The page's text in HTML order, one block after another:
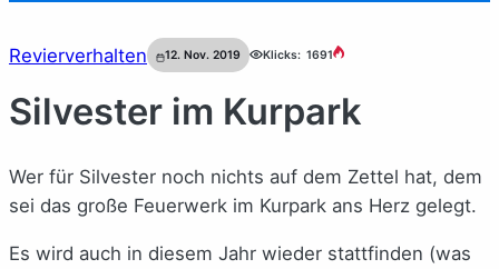
Revierverhalten 12. Nov. 2019 Klicks: 1691
Silvester im Kurpark
Wer für Silvester noch nichts auf dem Zettel hat, dem
sei das große Feuerwerk im Kurpark ans Herz gelegt.
Es wird auch in diesem Jahr wieder stattfinden (was